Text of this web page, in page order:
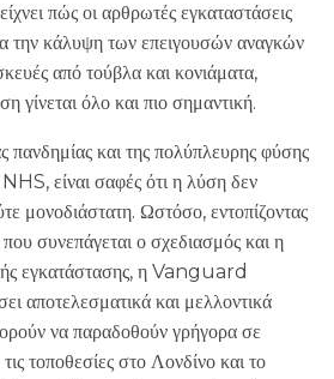
πώς οι αρθρωτές εγκαταστάσεις
την κάλυψη των επειγουσών αναγκών
από τούβλα και κονιάματα,
γίνεται όλο και πιο σημαντική.
πανδημίας και της πολύπλευρης φύσης
είναι σαφές ότι η λύση δεν
μονοδιάστατη. Ωστόσο, εντοπίζοντας
που συνεπάγεται ο σχεδιασμός και η
εγκατάστασης, η Vanguard
αποτελεσματικά και μελλοντικά
να παραδοθούν γρήγορα σε
τοποθεσίες στο Λονδίνο και το